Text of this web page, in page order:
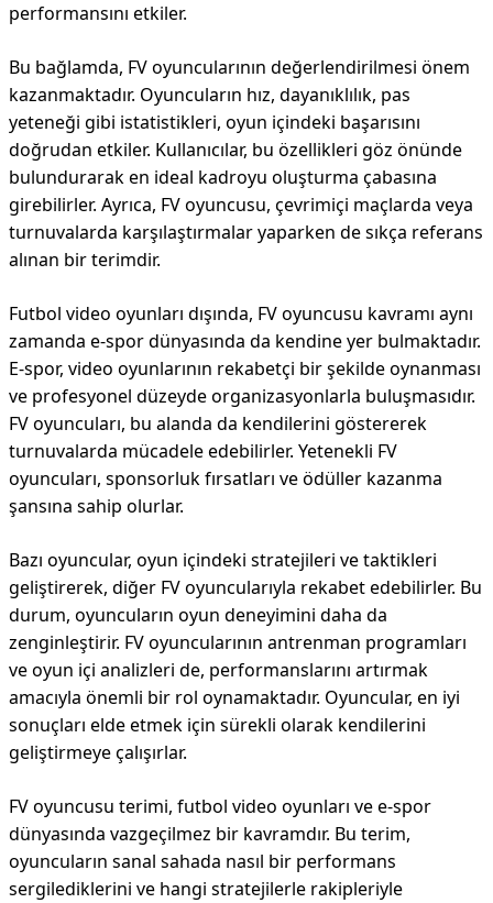
performansını etkiler.
Bu bağlamda, FV oyuncularının değerlendirilmesi önem
kazanmaktadır. Oyuncuların hız, dayanıklılık, pas
yeteneği gibi istatistikleri, oyun içindeki başarısını
doğrudan etkiler. Kullanıcılar, bu özellikleri göz önünde
bulundurarak en ideal kadroyu oluşturma çabasına
girebilirler. Ayrıca, FV oyuncusu, çevrimiçi maçlarda veya
turnuvalarda karşılaştırmalar yaparken de sıkça referans
alınan bir terimdir.
Futbol video oyunları dışında, FV oyuncusu kavramı aynı
zamanda e-spor dünyasında da kendine yer bulmaktadır.
E-spor, video oyunlarının rekabetçi bir şekilde oynanması
ve profesyonel düzeyde organizasyonlarla buluşmasıdır.
FV oyuncuları, bu alanda da kendilerini göstererek
turnuvalarda mücadele edebilirler. Yetenekli FV
oyuncuları, sponsorluk fırsatları ve ödüller kazanma
şansına sahip olurlar.
Bazı oyuncular, oyun içindeki stratejileri ve taktikleri
geliştirerek, diğer FV oyuncularıyla rekabet edebilirler. Bu
durum, oyuncuların oyun deneyimini daha da
zenginleştirir. FV oyuncularının antrenman programları
ve oyun içi analizleri de, performanslarını artırmak
amacıyla önemli bir rol oynamaktadır. Oyuncular, en iyi
sonuçları elde etmek için sürekli olarak kendilerini
geliştirmeye çalışırlar.
FV oyuncusu terimi, futbol video oyunları ve e-spor
dünyasında vazgeçilmez bir kavramdır. Bu terim,
oyuncuların sanal sahada nasıl bir performans
sergilediklerini ve hangi stratejilerle rakipleriyle